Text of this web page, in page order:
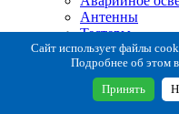
Антенны
Тестеры
Система сбора
Расходные и
Коробки
Сайт использует файлы
Подробнее об этом
Принять